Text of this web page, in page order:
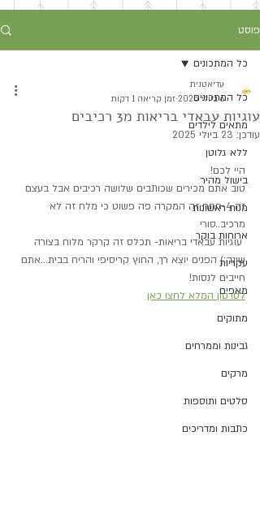
פוסט
כל המתכונים
מתאים לילדים
ללא גלוטן
בישול מהיר
מנות ראשונות
ארוחות בוקר
עקריות
מאפים
מתוקים
גבינות וממרחים
מרקים
סלטים ותוספות
כתבות ומדריכים
כל המתכונים
עוגיות עבאדי בריאות מ3 רכיבים
עדיאטנית
6 ביולי 2025
זמן קריאה 1 דקות
עודכן: 23 ביולי 2025
היי לכם!
טוב אתם מכירים שכותבים שלושה רכיבים אבל בעצם
זה 4-חחח זה המקרה פה פשוט כי מלח זה לא
מרכיב..סורי
עוגיות עבאדי בריאות- תכלס זה קרקר מלוח בצורה
שונה:) הפנים יוצא רך, החוץ קריסיפי והריח בבית...אתם
חייבים לנסות!
לסרטון המלא לחצו כאן